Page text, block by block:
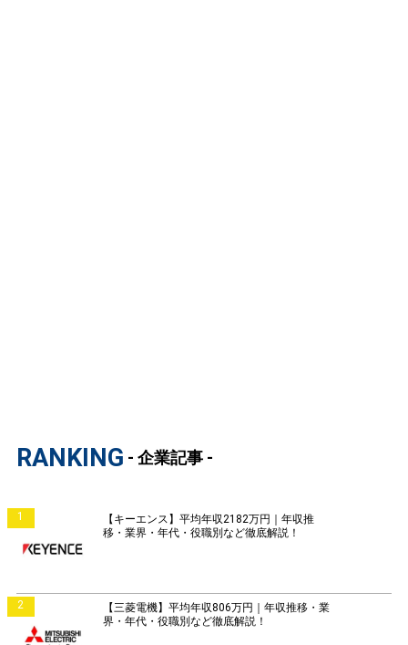
RANKING - 企業記事 -
1
【キーエンス】平均年収2182万円｜年収推
移・業界・年代・役職別など徹底解説！
2
【三菱電機】平均年収806万円｜年収推移・業
界・年代・役職別など徹底解説！